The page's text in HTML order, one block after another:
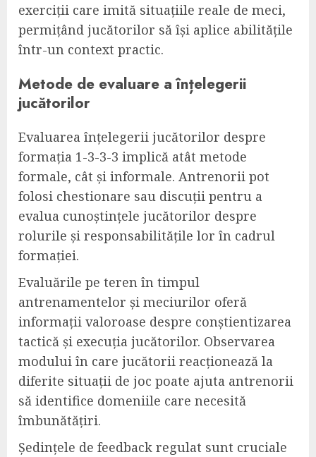
exerciții care imită situațiile reale de meci,
permițând jucătorilor să își aplice abilitățile
într-un context practic.
Metode de evaluare a înțelegerii
jucătorilor
Evaluarea înțelegerii jucătorilor despre
formația 1-3-3-3 implică atât metode
formale, cât și informale. Antrenorii pot
folosi chestionare sau discuții pentru a
evalua cunoștințele jucătorilor despre
rolurile și responsabilitățile lor în cadrul
formației.
Evaluările pe teren în timpul
antrenamentelor și meciurilor oferă
informații valoroase despre conștientizarea
tactică și execuția jucătorilor. Observarea
modului în care jucătorii reacționează la
diferite situații de joc poate ajuta antrenorii
să identifice domeniile care necesită
îmbunătățiri.
Ședințele de feedback regulat sunt cruciale